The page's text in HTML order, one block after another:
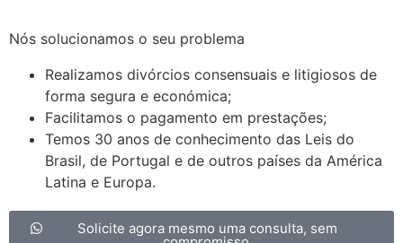
Nós solucionamos o seu problema
Realizamos divórcios consensuais e litigiosos de
forma segura e económica;
Facilitamos o pagamento em prestações;
Temos 30 anos de conhecimento das Leis do
Brasil, de Portugal e de outros países da América
Latina e Europa.
Solicite agora mesmo uma consulta, sem